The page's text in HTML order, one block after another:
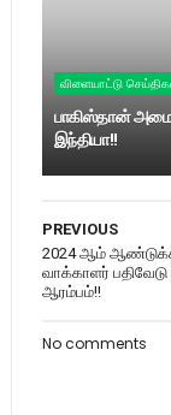
விளையாட்டு
பாகிஸ்தான்
இந்தியா!!
PREVIOUS
2024 ஆம்
வாக்காளர் பதிவேடு
ஆரம்பம்!!
No comments